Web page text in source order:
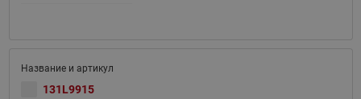
131L9915